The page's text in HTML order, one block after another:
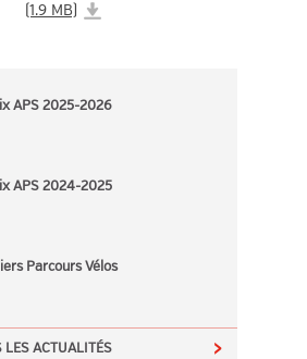
(1.9 MB)
APS 2025-2026
APS 2024-2025
Parcours Vélos
LES ACTUALITÉS